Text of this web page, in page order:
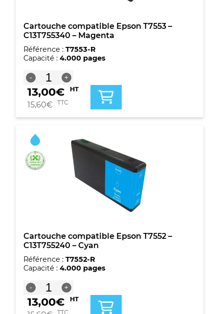
Cartouche compatible Epson T7553 –
C13T755340 – Magenta
Référence : T7553-R
Capacité : 4.000 pages
-
quantité
de
Cartouche
compatible
T7553
C13T755340
-
Magenta
+
13,00€ HT
15,60€ TTC
Cartouche compatible Epson T7552 –
C13T755240 – Cyan
Référence : T7552-R
Capacité : 4.000 pages
-
quantité
de
Cartouche
+
13,00€ HT
TTC